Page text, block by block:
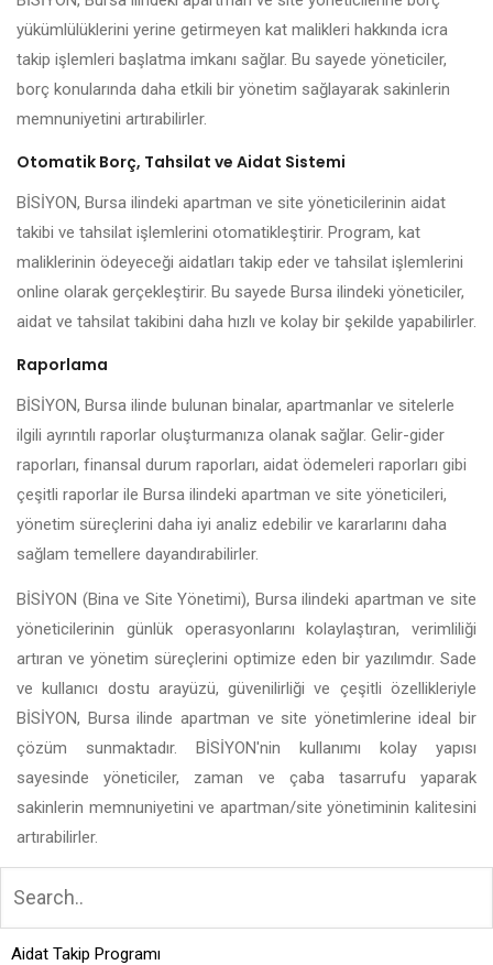
yükümlülüklerini yerine getirmeyen kat malikleri hakkında icra
takip işlemleri başlatma imkanı sağlar. Bu sayede yöneticiler,
borç konularında daha etkili bir yönetim sağlayarak sakinlerin
memnuniyetini artırabilirler.
Otomatik Borç, Tahsilat ve Aidat Sistemi
BİSİYON, Bursa ilindeki apartman ve site yöneticilerinin aidat
takibi ve tahsilat işlemlerini otomatikleştirir. Program, kat
maliklerinin ödeyeceği aidatları takip eder ve tahsilat işlemlerini
online olarak gerçekleştirir. Bu sayede Bursa ilindeki yöneticiler,
aidat ve tahsilat takibini daha hızlı ve kolay bir şekilde yapabilirler.
Raporlama
BİSİYON, Bursa ilinde bulunan binalar, apartmanlar ve sitelerle
ilgili ayrıntılı raporlar oluşturmanıza olanak sağlar. Gelir-gider
raporları, finansal durum raporları, aidat ödemeleri raporları gibi
çeşitli raporlar ile Bursa ilindeki apartman ve site yöneticileri,
yönetim süreçlerini daha iyi analiz edebilir ve kararlarını daha
sağlam temellere dayandırabilirler.
BİSİYON (Bina ve Site Yönetimi), Bursa ilindeki apartman ve site
yöneticilerinin günlük operasyonlarını kolaylaştıran, verimliliği
artıran ve yönetim süreçlerini optimize eden bir yazılımdır. Sade
ve kullanıcı dostu arayüzü, güvenilirliği ve çeşitli özellikleriyle
BİSİYON, Bursa ilinde apartman ve site yönetimlerine ideal bir
çözüm sunmaktadır. BİSİYON'nin kullanımı kolay yapısı
sayesinde yöneticiler, zaman ve çaba tasarrufu yaparak
sakinlerin memnuniyetini ve apartman/site yönetiminin kalitesini
artırabilirler.
Aidat Takip Programı